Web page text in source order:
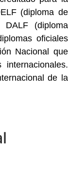
(diploma de
(diploma
oficiales
Nacional que
de la